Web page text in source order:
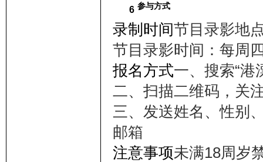
6 参与方式
录制时间节目录影地
节目录影时间：每周
报名方式一、搜索“港
二、扫描二维码，关
三、发送姓名、性别
邮箱
注意事项未满18周岁